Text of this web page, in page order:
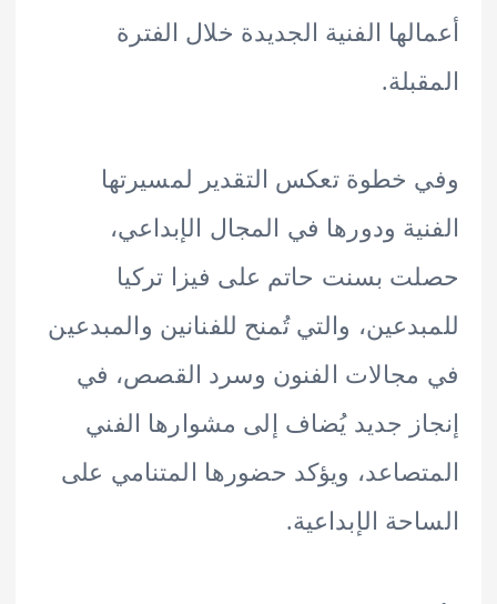
الفنية الجديدة خلال الفترة
خطوة تعكس التقدير لمسيرتها
ودورها في المجال الإبداعي،
بسنت حاتم على فيزا تركيا
والتي تُمنح للفنانين والمبدعين
الفنون وسرد القصص، في
جديد يُضاف إلى مشوارها الفني
ويؤكد حضورها المتنامي على
الإبداعية.